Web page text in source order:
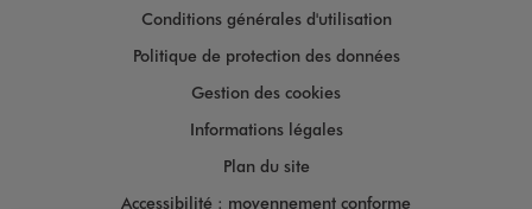
Conditions générales d'utilisation
Politique de protection des données
Gestion des cookies
Informations légales
Plan du site
Accessibilité : moyennement conforme